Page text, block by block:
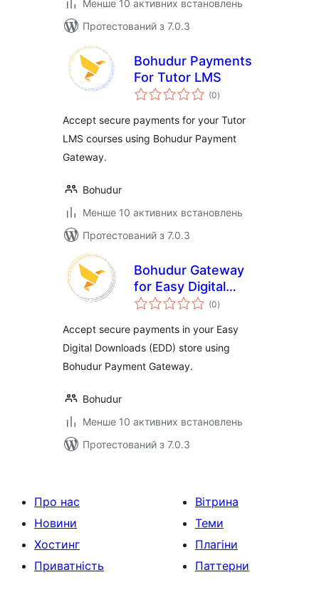
Менше 10 активних встановлень
Протестований з 7.0.3
Bohudur Payments
For Tutor LMS
(0загальний
рейтинг
)
Accept secure payments for your Tutor
LMS courses using Bohudur Payment
Gateway.
Bohudur
Менше 10 активних встановлень
Протестований з 7.0.3
Bohudur Gateway
for Easy Digital
Downloads
(0загальний
рейтинг
)
Accept secure payments in your Easy
Digital Downloads (EDD) store using
Bohudur Payment Gateway.
Bohudur
Менше 10 активних встановлень
Протестований з 7.0.3
Про нас
Новини
Хостинг
Приватність
Вітрина
Теми
Плагіни
Паттерни